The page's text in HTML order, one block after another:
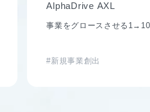
AlphaDrive AXL
事業をグロースさせる
#新規事業創出